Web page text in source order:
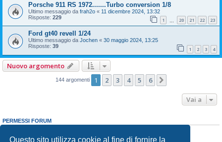
Questo sito utilizza cookie al fine di fornire la
Porsche 911 RS 1972.......Turbo conversion 1/8
Ultimo messaggio da frah2o « 11 dicembre 2024, 13:32
Risposte: 229 1 20 21 22 23
Ford gt40 revell 1/24
Ultimo messaggio da Jochen « 30 maggio 2024, 13:25
Risposte: 39 1 2 3 4
Nuovo argomento
144 argomenti 1 2 3 4 5 6
Vai a
PERMESSI FORUM
Non puoirispondere negli argomenti